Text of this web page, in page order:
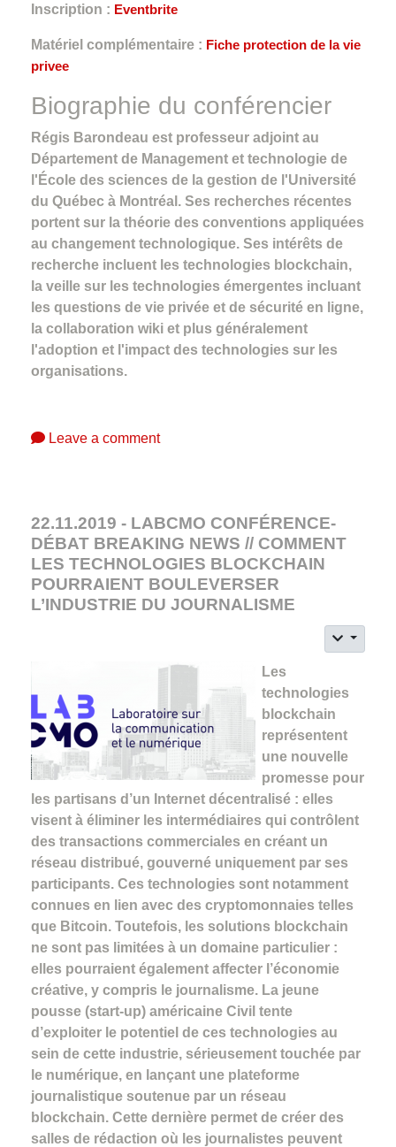
Inscription : Eventbrite
Matériel complémentaire : Fiche protection de la vie
privee
Biographie du conférencier
Régis Barondeau est professeur adjoint au
Département de Management et technologie de
l'École des sciences de la gestion de l'Université
du Québec à Montréal. Ses recherches récentes
portent sur la théorie des conventions appliquées
au changement technologique. Ses intérêts de
recherche incluent les technologies blockchain,
la veille sur les technologies émergentes incluant
les questions de vie privée et de sécurité en ligne,
la collaboration wiki et plus généralement
l'adoption et l'impact des technologies sur les
organisations.
Leave a comment
22.11.2019 - LABCMO CONFÉRENCE-
DÉBAT BREAKING NEWS // COMMENT
LES TECHNOLOGIES BLOCKCHAIN
POURRAIENT BOULEVERSER
L’INDUSTRIE DU JOURNALISME
Les
technologies
blockchain
représentent
une nouvelle
promesse pour
les partisans d’un Internet décentralisé : elles
visent à éliminer les intermédiaires qui contrôlent
des transactions commerciales en créant un
réseau distribué, gouverné uniquement par ses
participants. Ces technologies sont notamment
connues en lien avec des cryptomonnaies telles
que Bitcoin. Toutefois, les solutions blockchain
ne sont pas limitées à un domaine particulier :
elles pourraient également affecter l’économie
créative, y compris le journalisme. La jeune
pousse (start-up) américaine Civil tente
d’exploiter le potentiel de ces technologies au
sein de cette industrie, sérieusement touchée par
le numérique, en lançant une plateforme
journalistique soutenue par un réseau
blockchain. Cette dernière permet de créer des
salles de rédaction où les journalistes peuvent